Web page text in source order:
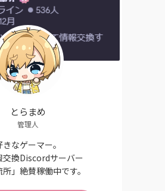
とらまめ
管理人
なゲーマー。
交換Discordサーバー
所」絶賛稼働中です。